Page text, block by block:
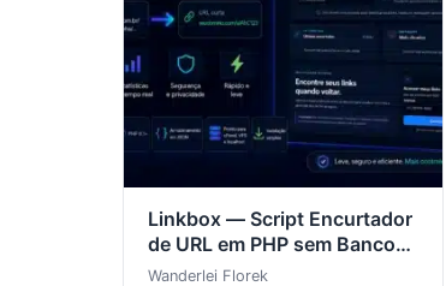
Linkbox — Script Encurtador
de URL em PHP sem Banco
de Dados
Wanderlei Florek